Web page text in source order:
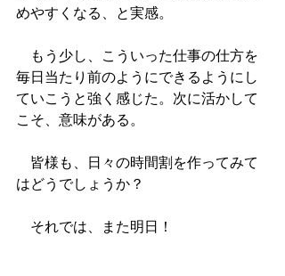
めやすくなる、と実感。
もう少し、こういった仕事の仕方を
毎日当たり前のようにできるようにし
ていこうと強く感じた。次に活かして
こそ、意味がある。
皆様も、日々の時間割を作ってみて
はどうでしょうか？
それでは、また明日！